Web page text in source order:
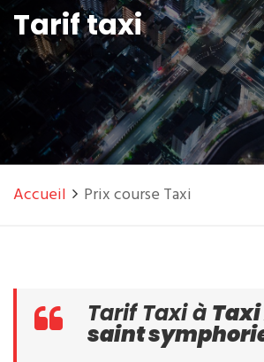
Tarif taxi
Accueil Prix course Taxi
Tarif Taxi à Taxi
saint